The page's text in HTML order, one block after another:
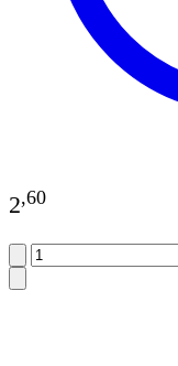
2,60